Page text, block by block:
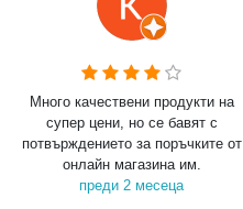
Много качествени продукти на
супер цени, но се бавят с
потвърждението за поръчките от
онлайн магазина им.
преди 2 месеца